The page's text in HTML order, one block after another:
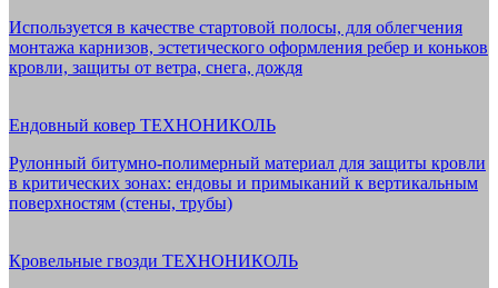
Используется в качестве стартовой полосы, для облегчения
монтажа карнизов, эстетического оформления ребер и коньков
кровли, защиты от ветра, снега, дождя
Ендовный ковер ТЕХНОНИКОЛЬ
Рулонный битумно-полимерный материал для защиты кровли
в критических зонах: ендовы и примыканий к вертикальным
поверхностям (стены, трубы)
Кровельные гвозди ТЕХНОНИКОЛЬ